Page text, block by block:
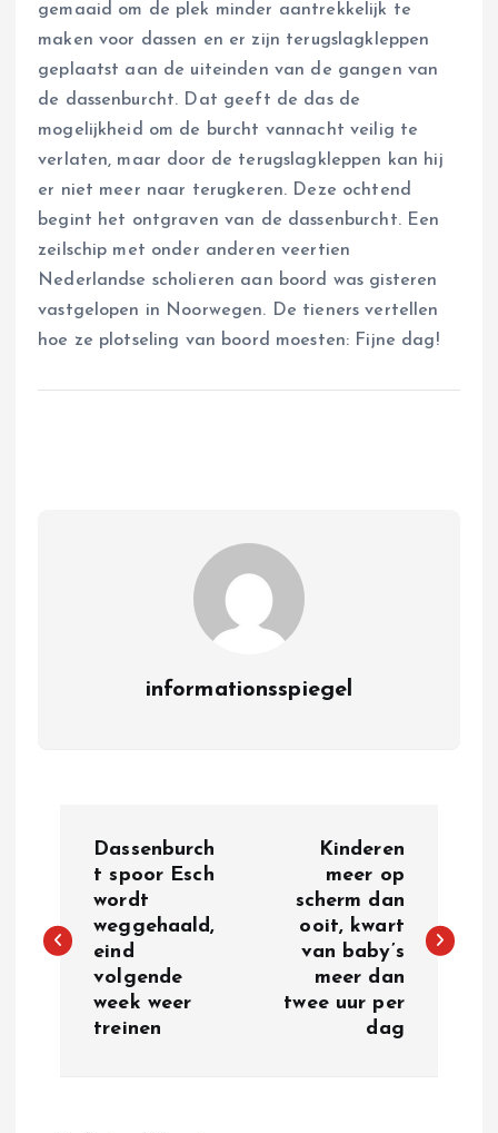
gemaaid om de plek minder aantrekkelijk te
maken voor dassen en er zijn terugslagkleppen
geplaatst aan de uiteinden van de gangen van
de dassenburcht. Dat geeft de das de
mogelijkheid om de burcht vannacht veilig te
verlaten, maar door de terugslagkleppen kan hij
er niet meer naar terugkeren. Deze ochtend
begint het ontgraven van de dassenburcht. Een
zeilschip met onder anderen veertien
Nederlandse scholieren aan boord was gisteren
vastgelopen in Noorwegen. De tieners vertellen
hoe ze plotseling van boord moesten: Fijne dag!
informationsspiegel
s
Dassenburch
t spoor Esch
wordt
weggehaald,
eind
volgende
week weer
treinen
Kinderen
meer op
scherm dan
ooit, kwart
van baby’s
meer dan
twee uur per
dag